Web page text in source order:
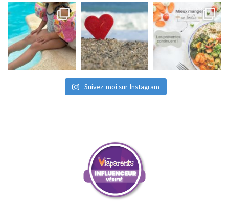
Suivez-moi sur Instagram